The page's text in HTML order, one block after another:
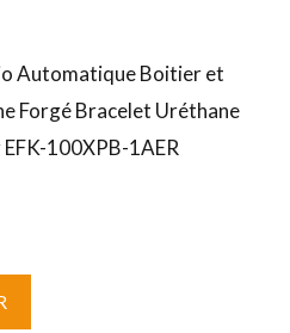
Automatique Boitier et
Forgé Bracelet Uréthane
100XPB-1AER